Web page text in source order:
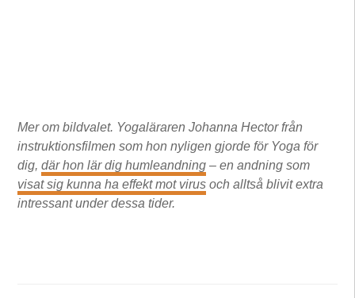
Mer om bildvalet. Yogaläraren Johanna Hector från
instruktionsfilmen som hon nyligen gjorde för Yoga för
dig,där hon lär dig humleandning – en andning som
visat sig kunna ha effekt mot virus och alltså blivit extra
intressant under dessa tider.